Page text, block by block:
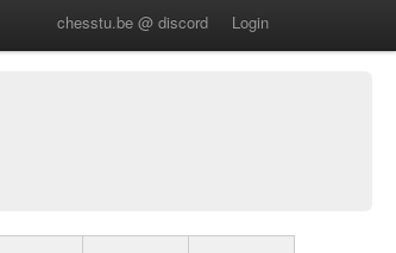
chesstu.be @ discord Login